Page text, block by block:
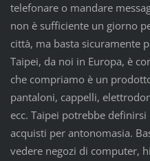
telefonare o mandare
non è sufficiente un giorno
città, ma basta sicuramente
Taipei, da noi in Europa, è
che compriamo è un
pantaloni, cappelli,
ecc. Taipei potrebbe
acquisti per antonomasia.
vedere negozi di computer,